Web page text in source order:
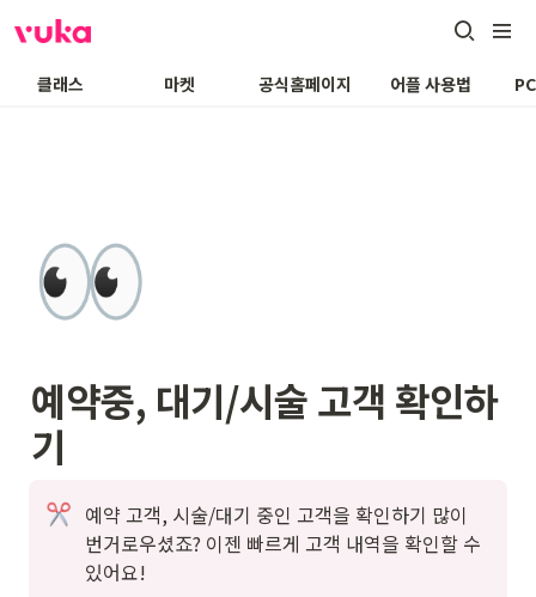
클래스 마켓 공식홈페이지 어플 사용법
👀
예약중, 대기/시술 고객 확인하
기
예약 고객, 시술/대기 중인 고객을 확인하기 많이
번거로우셨죠? 이젠 빠르게 고객 내역을 확인할 수
있어요!